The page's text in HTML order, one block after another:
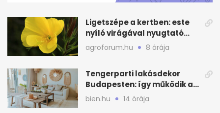
Ligetszépe a kertben: este
nyíló virágával nyugtató
látvány
agroforum.hu 8 órája
Tengerparti lakásdekor
Budapesten: így működik a
kagylós, homokszínű trend
bien.hu 14 órája